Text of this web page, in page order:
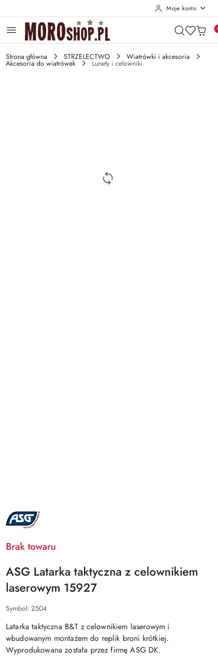
Moje konto
Strona główna STRZELECTWO Wiatrówki i akcesoria
Akcesoria do wiatrówek Lunety i celowniki
NAZWA
PRODUCENTA:
ASG
Brak towaru
ASG Latarka taktyczna z celownikiem
laserowym 15927
Symbol: 2504
Latarka taktyczna B&T z celownikiem laserowym i
wbudowanym montażem do replik broni krótkiej.
Wyprodukowana została przez firmę ASG DK.